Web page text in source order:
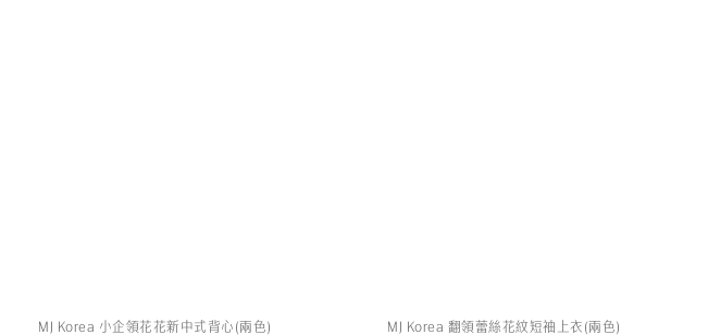
MJ Korea 小企領花花新中式背心(兩色)
MJ Korea 翻領蕾絲花紋短袖上衣(兩色)